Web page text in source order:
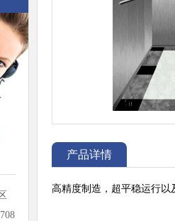
产品详情
高精度制造，超平稳运行以